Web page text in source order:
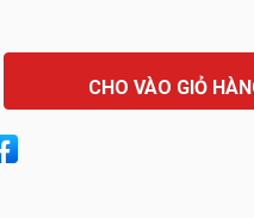
CHO VÀO GIỎ